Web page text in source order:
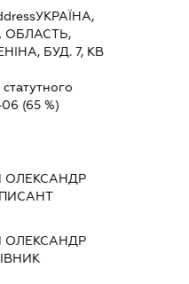
УКРАЇНА,
ОБЛАСТЬ,
БУД. 7, КВ
(65 %)
ОЛЕКСАНДР
ОЛЕКСАНДР